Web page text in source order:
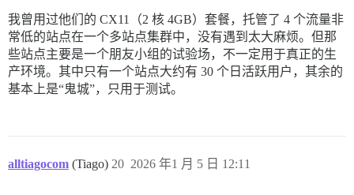
我曾用过他们的 CX11（2 核 4GB）套餐，托管了 4 个流量非
常低的站点在一个多站点集群中，没有遇到太大麻烦。但那
些站点主要是一个朋友小组的试验场，不一定用于真正的生
产环境。其中只有一个站点大约有 30 个日活跃用户，其余的
基本上是“鬼城”，只用于测试。
alltiagocom (Tiago) 2026 年1 月 5 日 12:11
20